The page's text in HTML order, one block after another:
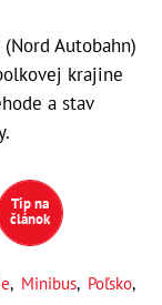
Autobahn)
krajine
a stav
Tip na
článok
, Minibus, Poľsko,